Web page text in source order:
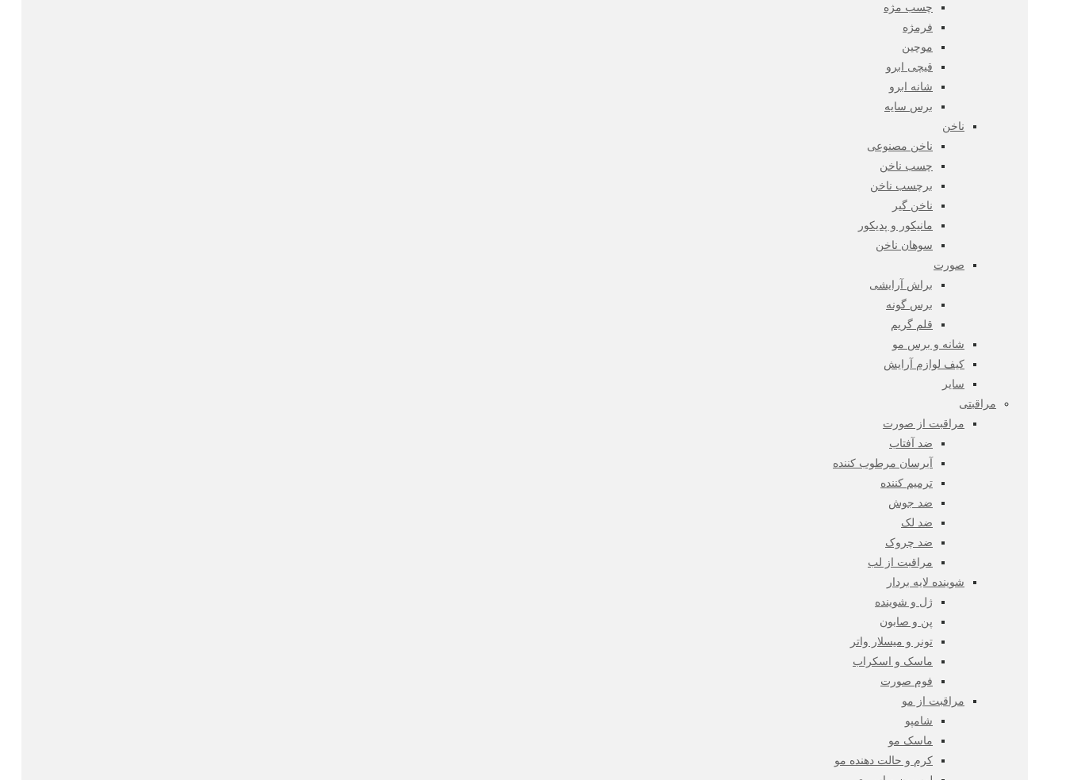
چسب مژه
فرمژه
موچین
قیچی ابرو
شانه ابرو
برس سایه
ناخن
ناخن مصنوعی
چسب ناخن
برچسب ناخن
ناخن گیر
مانیکور و پدیکور
سوهان ناخن
صورت
براش آرایشی
برس گونه
قلم گریم
شانه و برس مو
کیف لوازم آرایش
سایر
مراقبتی
مراقبت از صورت
ضد آفتاب
آبرسان مرطوب کننده
ترمیم کننده
ضد جوش
ضد لک
ضد چروک
مراقبت از لب
شوینده لایه بردار
ژل و شوینده
پن و صابون
تونر و میسلار واتر
ماسک و اسکراب
فوم صورت
مراقبت از مو
شامپو
ماسک مو
کرم و حالت دهنده مو